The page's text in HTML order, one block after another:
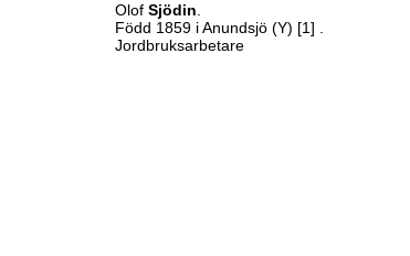
Olof Sjödin
Född 1859 i Anundsjö (Y) [1]
Jordbruksarbetare